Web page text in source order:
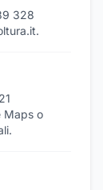
328
Maps o